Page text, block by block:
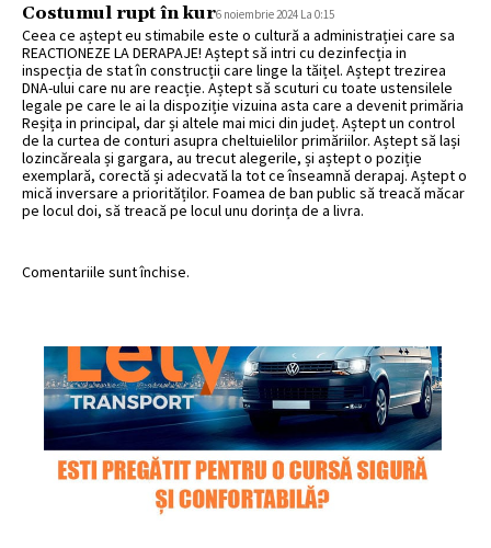
Costumul rupt în kur6 noiembrie 2024 La 0:15
Ceea ce aștept eu stimabile este o cultură a administrației care sa
REACTIONEZE LA DERAPAJE! Aștept să intri cu dezinfecția in
inspecția de stat în construcții care linge la tăițel. Aștept trezirea
DNA-ului care nu are reacție. Aștept să scuturi cu toate ustensilele
legale pe care le ai la dispoziție vizuina asta care a devenit primăria
Reșița in principal, dar și altele mai mici din județ. Aștept un control
de la curtea de conturi asupra cheltuielilor primăriilor. Aștept să lași
lozincăreala și gargara, au trecut alegerile, și aștept o poziție
exemplară, corectă și adecvată la tot ce înseamnă derapaj. Aștept o
mică inversare a priorităților. Foamea de ban public să treacă măcar
pe locul doi, să treacă pe locul unu dorința de a livra.
Comentariile sunt închise.